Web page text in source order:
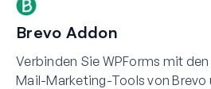
Brevo Addon
Verbinden Sie WPForms mit
Mail-Marketing-Tools von Brevo